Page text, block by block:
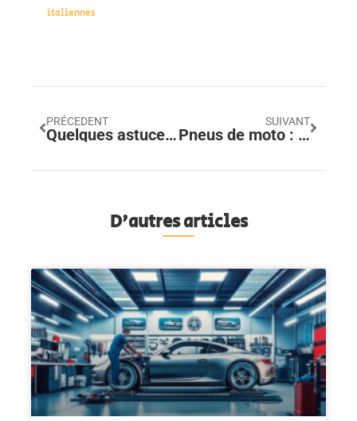
italiennes
PRÉCEDENT
Quelques astuces pour éliminer les rayures de votre jante en aluminium
SUIVANT
Pneus de moto : pression de gonflage idéale et risques en cas de sous-gonflage ou sur-gonflage
D'autres articles